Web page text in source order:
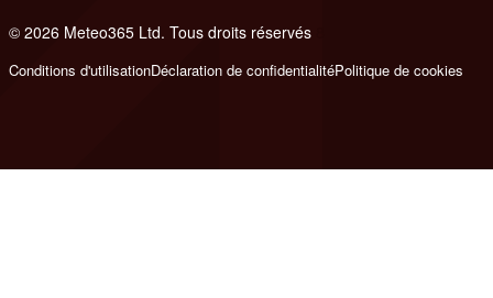
© 2026 Meteo365 Ltd. Tous droits réservés
Conditions d'utilisationDéclaration de confidentialitéPolitique de cookies